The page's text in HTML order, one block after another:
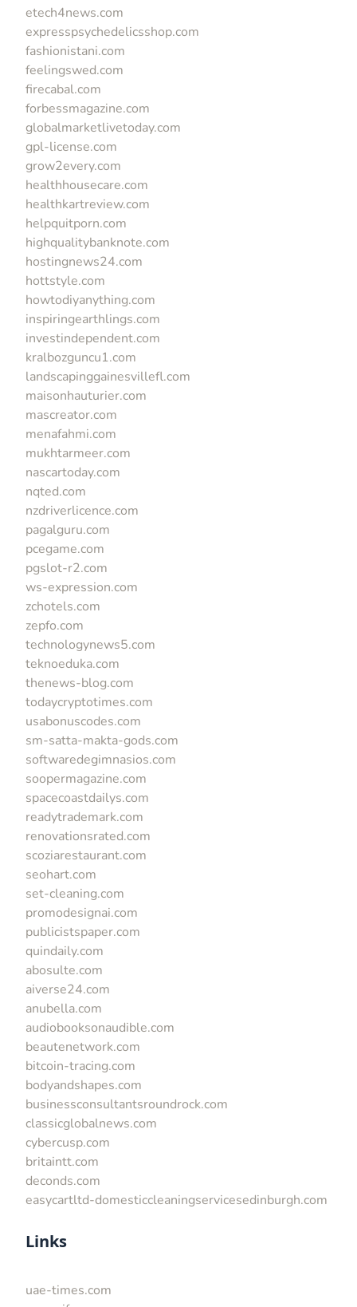
etech4news.com
expresspsychedelicsshop.com
fashionistani.com
feelingswed.com
firecabal.com
forbessmagazine.com
globalmarketlivetoday.com
gpl-license.com
grow2every.com
healthhousecare.com
healthkartreview.com
helpquitporn.com
highqualitybanknote.com
hostingnews24.com
hottstyle.com
howtodiyanything.com
inspiringearthlings.com
investindependent.com
kralbozguncu1.com
landscapinggainesvillefl.com
maisonhauturier.com
mascreator.com
menafahmi.com
mukhtarmeer.com
nascartoday.com
nqted.com
nzdriverlicence.com
pagalguru.com
pcegame.com
pgslot-r2.com
ws-expression.com
zchotels.com
zepfo.com
technologynews5.com
teknoeduka.com
thenews-blog.com
todaycryptotimes.com
usabonuscodes.com
sm-satta-makta-gods.com
softwaredegimnasios.com
soopermagazine.com
spacecoastdailys.com
readytrademark.com
renovationsrated.com
scoziarestaurant.com
seohart.com
set-cleaning.com
promodesignai.com
publicistspaper.com
quindaily.com
abosulte.com
aiverse24.com
anubella.com
audiobooksonaudible.com
beautenetwork.com
bitcoin-tracing.com
bodyandshapes.com
businessconsultantsroundrock.com
classicglobalnews.com
cybercusp.com
britaintt.com
deconds.com
easycartltd-domesticcleaningservicesedinburgh.com
Links
uae-times.com